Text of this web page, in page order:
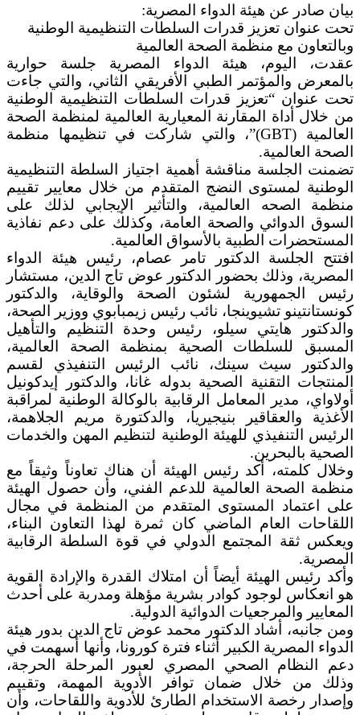
بيان صادر عن هيئة الدواء المصرية:
تحت عنوان تعزيز قدرات السلطات التنظيمية الوطنية
وبالتعاون مع منظمة الصحة العالمية
عقدت، اليوم، هيئة الدواء المصرية جلسة حوارية
بالمعرض والمؤتمر الطبي الأفريقي الثاني، والتي جاءت
تحت عنوان “تعزيز قدرات السلطات التنظيمية الوطنية
من خلال أداة المقارنة المعيارية العالمية لمنظمة الصحة
العالمية (GBT)”، والتي شاركت في تنظيمها منظمة
الصحة العالمية.
تضمنت الجلسة مناقشة أهمية اجتياز السلطة التنظيمية
الوطنية لمستوى النضج المتقدم من خلال معايير تقييم
منظمة الصحه العالمية، والتأثير الإيجابي لذلك على
السوق الدوائي والصحة العامة، وكذلك على دعم نفاذية
المستحضرات الطبية بالأسواق العالمية.
افتتح الجلسة الدكتور تامر عصام، رئيس هيئة الدواء
المصرية، وذلك بحضور الدكتور عوض تاج الدين، مستشار
رئيس الجمهورية لشئون الصحة والوقاية، والدكتور
كونستانتينو تشيوينجا، نائب رئيس زيمبابوي ووزير الصحة،
والدكتور هايتي سيلو، رئيس وحدة التنظيم والتأهيل
المسبق للسلطات الصحية بمنظمة الصحة العالمية،
والدكتور سيث سينك، نائب الرئيس التنفيذي لقسم
المنتجات التقنية الصحية بدوله غانا، والدكتور إيدكونيل
أولاواي، مدير المعامل الرقابية بالوكالة الوطنية لمراقبة
الأغذية والعقاقير بنيجيريا، والدكتورة مريم الجلاهمة،
الرئيس التنفيذي للهيئة الوطنية لتنظيم المهن والخدمات
الصحية بالبحرين.
وخلال كلمته، أكد رئيس الهيئة أن هناك تعاوناً وثيقاً مع
منظمة الصحة العالمية للدعم الفني، وأن حصول الهيئة
على اعتماد المستوى المتقدم من المنظمة في مجال
اللقاحات العام الماضي كان ثمرة لهذا التعاون البناء،
ويعكس ثقة المجتمع الدولي في قوة السلطة الرقابية
المصرية.
وأكد رئيس الهيئة أيضاً أن امتلاك القدرة والإرادة القوية
هو انعكاس لوجود كوادر بشرية مؤهلة ومدربة على أحدث
المعايير والمرجعيات الدوائية الدولية.
ومن جانبه، أشاد الدكتور محمد عوض تاج الدين بدور هيئة
الدواء المصرية الكبير أثناء فترة كورونا، وأنها أسهمت في
دعم النظام الصحي المصري لعبور المرحلة الحرجة،
وذلك من خلال ضمان توافر الأدوية المهمة، وتقييم
وإصدار رخصة الاستخدام الطارئ للأدوية واللقاحات، وأن